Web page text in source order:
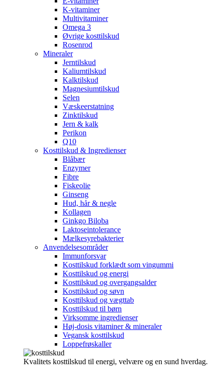
K-vitaminer
Multivitaminer
Omega 3
Øvrige kosttilskud
Rosenrod
Mineraler
Jerntilskud
Kaliumtilskud
Kalktilskud
Magnesiumtilskud
Selen
Væskeerstatning
Zinktilskud
Jern & kalk
Perikon
Q10
Kosttilskud & Ingredienser
Blåbær
Enzymer
Fibre
Fiskeolie
Ginseng
Hud, hår & negle
Kollagen
Ginkgo Biloba
Laktoseintolerance
Mælkesyrebakterier
Anvendelsesområder
Immunforsvar
Kosttilskud forklædt som vingummi
Kosttilskud og energi
Kosttilskud og overgangsalder
Kosttilskud og søvn
Kosttilskud og vægttab
Kosttilskud til børn
Virksomme ingredienser
Høj-dosis vitaminer & mineraler
Vegansk kosttilskud
Loppefrøskaller
Kvalitets kosttilskud til energi, velvære og en sund hverdag.